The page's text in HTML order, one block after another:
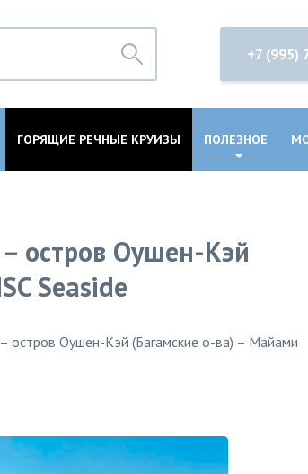
+7 (995)
ГОРЯЩИЕ РЕЧНЫЕ КРУИЗЫ ПОЛЕЗНОЕ
остров Оушен-Кэй
Seaside
остров Оушен-Кэй (Багамские о-ва) – Майами